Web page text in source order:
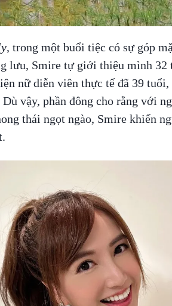
, trong một buổi tiệc có sự góp
lưu, Smire tự giới thiệu mình 32
nữ diễn viên thực tế đã 39
vậy, phần đông cho rằng với
thái ngọt ngào, Smire khiến